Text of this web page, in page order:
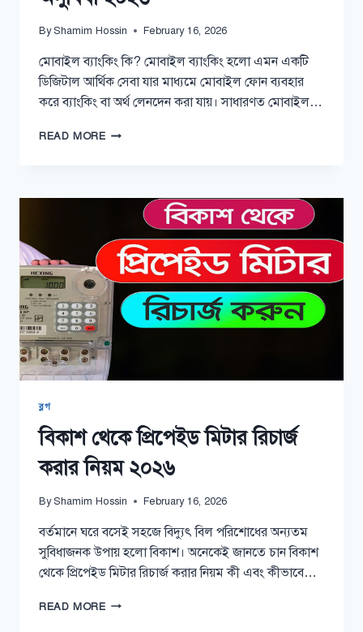
By Shamim Hossin February 16, 2026
মোবাইল ব্যাংকিং কি? মোবাইল ব্যাংকিং হলো এমন একটি
ডিজিটাল আর্থিক সেবা যার মাধ্যমে মোবাইল ফোন ব্যবহার
করে ব্যাংকিং বা অর্থ লেনদেন করা যায়। সাধারণত মোবাইল…
READ MOREমোবাইল
ও
ব্লগ
বিকাশ থেকে প্রিপেইড মিটার রিচার্জ
করার নিয়ম ২০২৬
By Shamim Hossin February 16, 2026
বর্তমানে ঘরে বসেই সহজে বিদ্যুৎ বিল পরিশোধের অন্যতম
সুবিধাজনক উপায় হলো বিকাশ। অনেকেই জানতে চান বিকাশ
থেকে প্রিপেইড মিটার রিচার্জ করার নিয়ম কী এবং কীভাবে…
READ MOREবিকাশ